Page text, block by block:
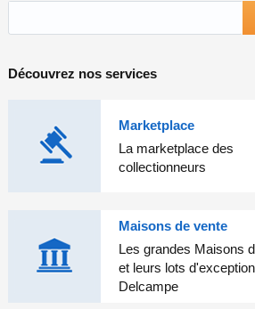
Découvrez nos services
Marketplace
La marketplace des
collectionneurs
Maisons de vente
Les grandes Maisons
et leurs lots
Delcampe